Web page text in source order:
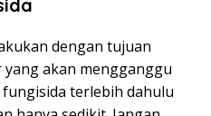
dengan tujuan
akan mengganggu
terlebih dahulu